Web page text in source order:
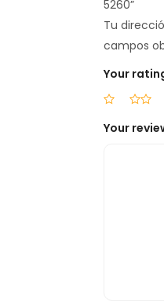
5260”
Tu
campos
Your
Your